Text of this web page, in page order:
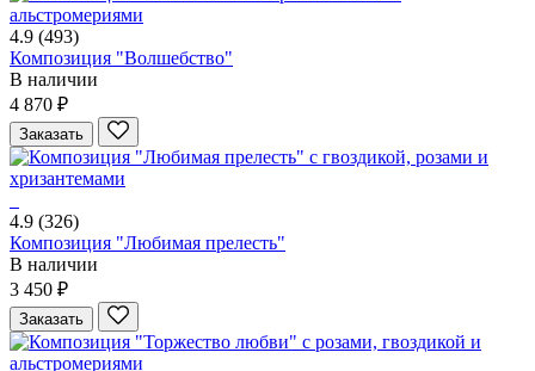
4.9 (493)
Композиция "Волшебство"
В наличии
4 870 ₽
Заказать
4.9 (326)
Композиция "Любимая прелесть"
В наличии
3 450 ₽
Заказать